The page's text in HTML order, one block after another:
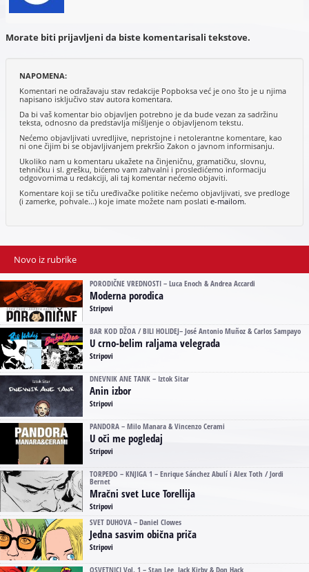
Morate biti prijavljeni da biste komentarisali tekstove.
NAPOMENA:
Komentari ne odražavaju stav redakcije Popboksa već je ono što je u njima
napisano isključivo stav autora komentara.
Da bi vaš komentar bio objavljen potrebno je da bude vezan za sadržinu
teksta, odnosno da predstavlja mišljenje o objavljenom tekstu.
Nećemo objavljivati uvredljive, nepristojne i netolerantne komentare, kao
ni one čijim bi se objavljivanjem prekršio Zakon o javnom informisanju.
Ukoliko nam u komentaru ukažete na činjeničnu, gramatičku, slovnu,
tehničku i sl. grešku, bićemo vam zahvalni i prosledićemo informaciju
odgovornima u redakciji, ali taj komentar nećemo objaviti.
Komentare koji se tiču uređivačke politike nećemo objavljivati, sve predloge
(i zamerke, pohvale...) koje imate možete nam poslatie-mailom.
Novo iz rubrike
PORODIČNE VREDNOSTI – Luca Enoch & Andrea Accardi
Moderna porodica
Stripovi
BAR KOD DŽOA / BILI HOLIDEJ– José Antonio Muñoz & Carlos Sampayo
U crno-belim raljama velegrada
Stripovi
DNEVNIK ANE TANK – Iztok Sitar
Anin izbor
Stripovi
PANDORA – Milo Manara & Vincenzo Cerami
U oči me pogledaj
Stripovi
TORPEDO – KNJIGA 1 – Enrique Sánchez Abulí i Alex Toth / Jordi
Bernet
Mračni svet Luce Torellija
Stripovi
SVET DUHOVA – Daniel Clowes
Jedna sasvim obična priča
Stripovi
OSVETNICI Vol. 1 – Stan Lee, Jack Kirby & Don Hack